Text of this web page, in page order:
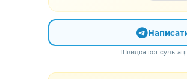
Швидка